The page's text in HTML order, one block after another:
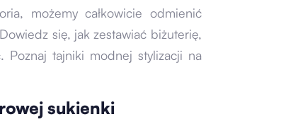
możemy całkowicie odmienić
się, jak zestawiać biżuterię,
Poznaj tajniki modnej stylizacji na
sukienki